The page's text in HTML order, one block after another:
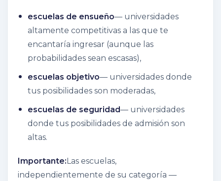
escuelas de ensueño— universidades
altamente competitivas a las que te
encantaría ingresar (aunque las
probabilidades sean escasas),
escuelas objetivo— universidades donde
tus posibilidades son moderadas,
escuelas de seguridad— universidades
donde tus posibilidades de admisión son
altas.
Importante:Las escuelas,
independientemente de su categoría —